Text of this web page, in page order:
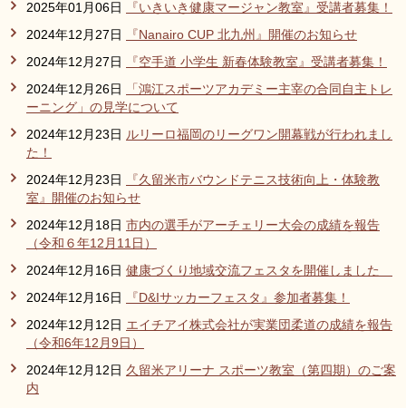
2025年01月06日
『いきいき健康マージャン教室』受講者募集！
2024年12月27日
『Nanairo CUP 北九州』開催のお知らせ
2024年12月27日
『空手道 小学生 新春体験教室』受講者募集！
2024年12月26日
「鴻江スポーツアカデミー主宰の合同自主トレ
ーニング」の見学について
2024年12月23日 ルリーロ福岡のリーグワン開幕戦が行われまし
た！
2024年12月23日
『久留米市バウンドテニス技術向上・体験教
室』開催のお知らせ
2024年12月18日 市内の選手がアーチェリー大会の成績を報告
（令和６年12月11日）
2024年12月16日 健康づくり地域交流フェスタを開催しました
2024年12月16日
『D&Iサッカーフェスタ』参加者募集！
2024年12月12日 エイチアイ株式会社が実業団柔道の成績を報告
（令和6年12月9日）
2024年12月12日 久留米アリーナ スポーツ教室（第四期）のご案
内